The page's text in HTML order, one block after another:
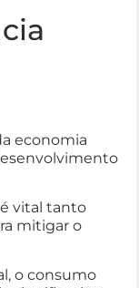
economia
vital tanto
mitigar o
o consumo